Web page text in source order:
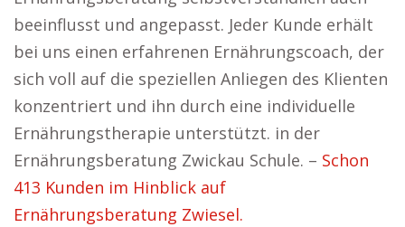
beeinflusst und angepasst. Jeder Kunde erhält
bei uns einen erfahrenen Ernährungscoach, der
sich voll auf die speziellen Anliegen des Klienten
konzentriert und ihn durch eine individuelle
Ernährungstherapie unterstützt. in der
Ernährungsberatung Zwickau Schule. – Schon
413 Kunden im Hinblick auf
Ernährungsberatung Zwiesel.